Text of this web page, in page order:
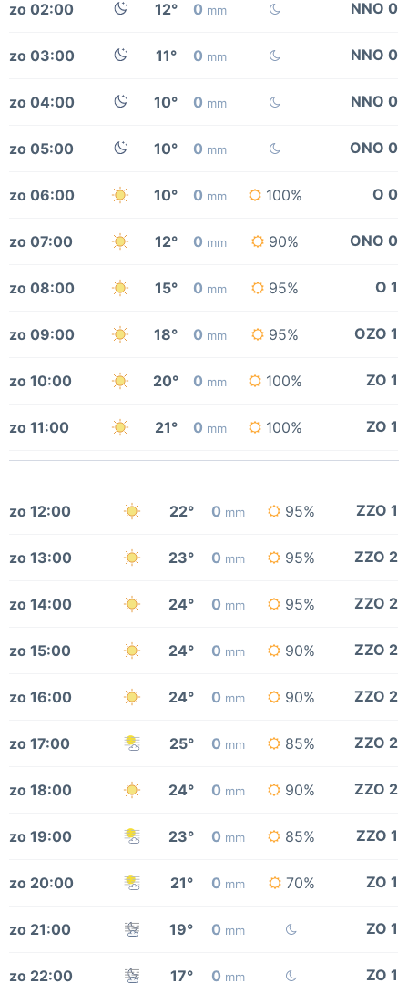
zo 02:00 12° 0 mm NNO 0
zo 03:00 11° 0 mm NNO 0
zo 04:00 10° 0 mm NNO 0
zo 05:00 10° 0 mm ONO 0
zo 06:00 10° 0 mm 100% O 0
zo 07:00 12° 0 mm 90% ONO 0
zo 08:00 15° 0 mm 95% O 1
zo 09:00 18° 0 mm 95% OZO 1
zo 10:00 20° 0 mm 100% ZO 1
zo 11:00 21° 0 mm 100% ZO 1
zo 12:00 22° 0 mm 95% ZZO 1
zo 13:00 23° 0 mm 95% ZZO 2
zo 14:00 24° 0 mm 95% ZZO 2
zo 15:00 24° 0 mm 90% ZZO 2
zo 16:00 24° 0 mm 90% ZZO 2
zo 17:00 25° 0 mm 85% ZZO 2
zo 18:00 24° 0 mm 90% ZZO 2
zo 19:00 23° 0 mm 85% ZZO 1
zo 20:00 21° 0 mm 70% ZO 1
zo 21:00 19° 0 mm ZO 1
zo 22:00 17° 0 mm ZO 1